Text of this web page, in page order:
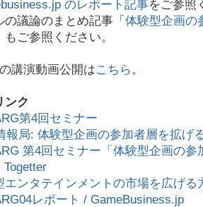
のレポート記事をご参照
の議論のまとめ記事「 体験型企画の
もご参照ください。
講演動画公開はこちら 。
ンク
第4回セミナー
報局: 体験型企画の参加者層を拡げ
第4回セミナー「体験型企画の
Togetter
エンタテインメントの市場を広げ
レポート / GameBusiness.jp